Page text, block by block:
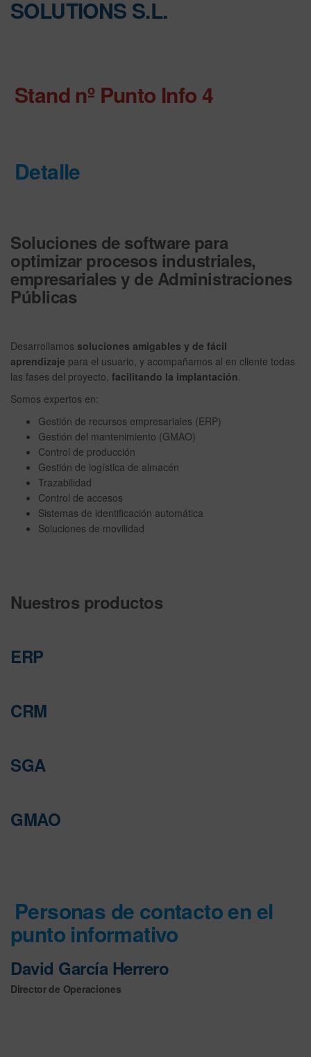
SOLUTIONS S.L.
Stand nº Punto Info 4
Detalle
Soluciones de software para
optimizar procesos industriales,
empresariales y de Administraciones
Públicas
Desarrollamos soluciones amigables y de fácil
aprendizaje para el usuario, y acompañamos al en cliente todas
las fases del proyecto, facilitando la implantación.
Somos expertos en:
Gestión de recursos empresariales (ERP)
Gestión del mantenimiento (GMAO)
Control de producción
Gestión de logística de almacén
Trazabilidad
Control de accesos
Sistemas de identificación automática
Soluciones de movilidad
Nuestros productos
ERP
CRM
SGA
GMAO
Personas de contacto en el
punto informativo
David García Herrero
Director de Operaciones